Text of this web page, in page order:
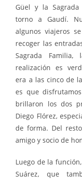
Güel y la Sagrada
torno a Gaudí.
algunos viajeros
recoger las
Sagrada
realización es
era a las cinco de
es que
brillaron los dos
Diego Flórez,
de forma. Del
amigo y socio de
Luego de la
Suárez, que